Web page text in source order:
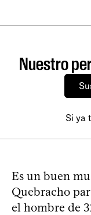
Nuestro
Si ya
Es un buen
Quebracho
el hombre de